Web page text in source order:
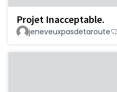
Projet Inacceptable.
jeneveuxpasdetaroute